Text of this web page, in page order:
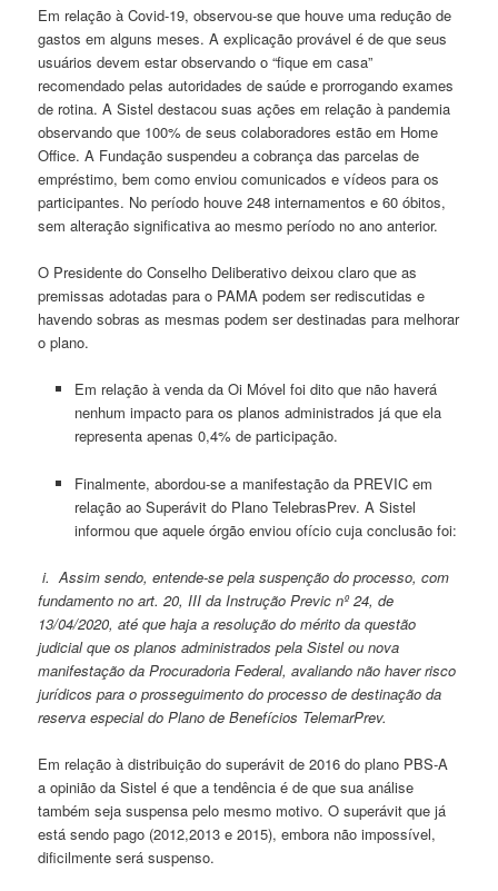
Em relação à Covid-19, observou-se que houve uma redução de
gastos em alguns meses. A explicação provável é de que seus
usuários devem estar observando o “fique em casa”
recomendado pelas autoridades de saúde e prorrogando exames
de rotina. A Sistel destacou suas ações em relação à pandemia
observando que 100% de seus colaboradores estão em Home
Office. A Fundação suspendeu a cobrança das parcelas de
empréstimo, bem como enviou comunicados e vídeos para os
participantes. No período houve 248 internamentos e 60 óbitos,
sem alteração significativa ao mesmo período no ano anterior.
O Presidente do Conselho Deliberativo deixou claro que as
premissas adotadas para o PAMA podem ser rediscutidas e
havendo sobras as mesmas podem ser destinadas para melhorar
o plano.
Em relação à venda da Oi Móvel foi dito que não haverá
nenhum impacto para os planos administrados já que ela
representa apenas 0,4% de participação.
Finalmente, abordou-se a manifestação da PREVIC em
relação ao Superávit do Plano TelebrasPrev. A Sistel
informou que aquele órgão enviou ofício cuja conclusão foi:
i.Assim sendo, entende-se pela suspenção do processo, com
fundamento no art. 20, III da Instrução Previc nº 24, de
13/04/2020, até que haja a resolução do mérito da questão
judicial que os planos administrados pela Sistel ou nova
manifestação da Procuradoria Federal, avaliando não haver risco
jurídicos para o prosseguimento do processo de destinação da
reserva especial do Plano de Benefícios TelemarPrev.
Em relação à distribuição do superávit de 2016 do plano PBS-A
a opinião da Sistel é que a tendência é de que sua análise
também seja suspensa pelo mesmo motivo. O superávit que já
está sendo pago (2012,2013 e 2015), embora não impossível,
dificilmente será suspenso.